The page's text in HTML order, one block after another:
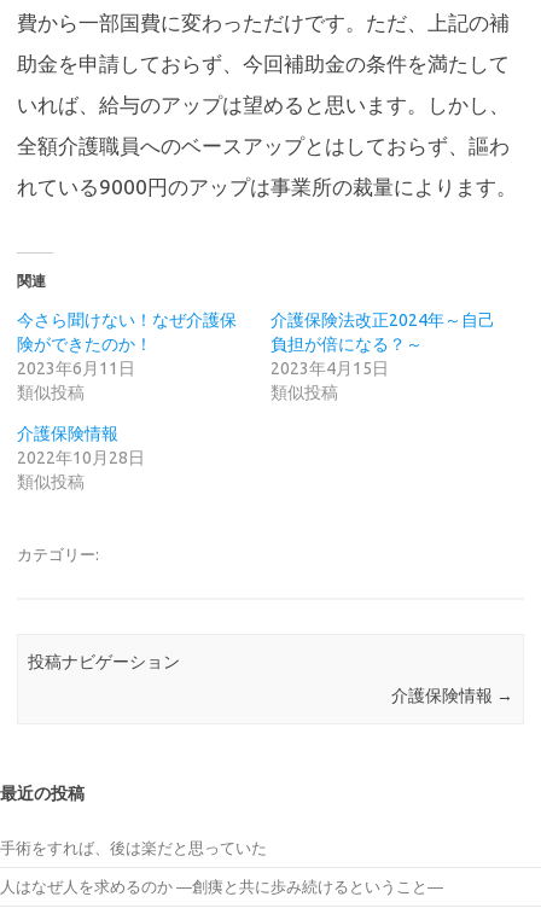
費から一部国費に変わっただけです。ただ、上記の補
助金を申請しておらず、今回補助金の条件を満たして
いれば、給与のアップは望めると思います。しかし、
全額介護職員へのベースアップとはしておらず、謳わ
れている9000円のアップは事業所の裁量によります。
関連
今さら聞けない！なぜ介護保
険ができたのか！
2023年6月11日
類似投稿
介護保険法改正2024年～自己
負担が倍になる？～
2023年4月15日
類似投稿
介護保険情報
2022年10月28日
類似投稿
カテゴリー:
投稿ナビゲーション
介護保険情報 →
最近の投稿
手術をすれば、後は楽だと思っていた
人はなぜ人を求めるのか ―創痍と共に歩み続けるということ―